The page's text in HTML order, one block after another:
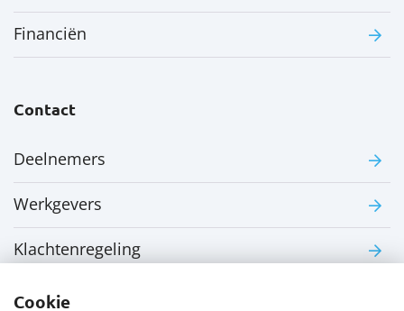
Cookie
Financiën
Contact
Deelnemers
Werkgevers
Klachtenregeling